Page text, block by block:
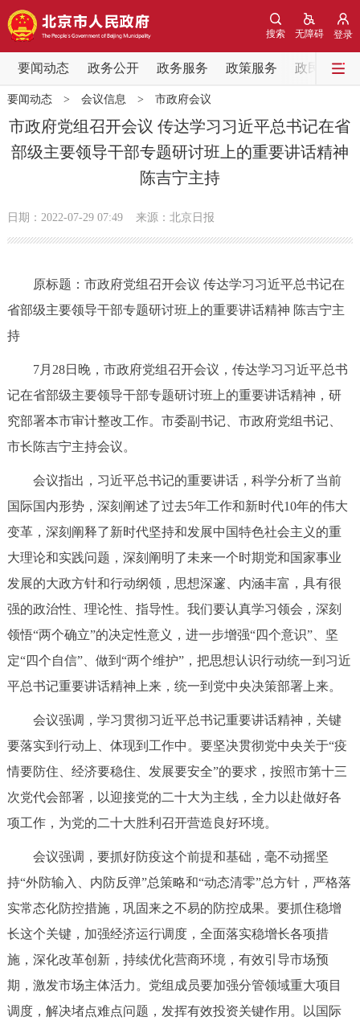
登录
无障碍
搜索
要闻动态 政务公开 政务服务 政策服务 政民互动
要闻动态
党中央精神 国务院信息
北京要闻 会议信息 部门动态
政务公开
市领导 机构职能 政策服务
政务服务
便民服务 利企服务 投资项目
中介服务 阳光政务
12345网上接诉即办 我要咨询 我要建议
参与调查 在线访谈 图说互动
走进北京
北京概况 十六区概览 人文北京
绿色北京 图说北京
多语种
한국어
ESPAÑOL العربية PORTUGUÊS
要闻动态> 会议信息 > 市政府会议
市政府党组召开会议 传达学习习近平总书记在省
部级主要领导干部专题研讨班上的重要讲话精神
陈吉宁主持
日期：2022-07-29 07:49 来源：北京日报
原标题：市政府党组召开会议 传达学习习近平总书记在
省部级主要领导干部专题研讨班上的重要讲话精神 陈吉宁主
持
7月28日晚，市政府党组召开会议，传达学习习近平总书
记在省部级主要领导干部专题研讨班上的重要讲话精神，研
究部署本市审计整改工作。市委副书记、市政府党组书记、
市长陈吉宁主持会议。
会议指出，习近平总书记的重要讲话，科学分析了当前
国际国内形势，深刻阐述了过去5年工作和新时代10年的伟大
变革，深刻阐释了新时代坚持和发展中国特色社会主义的重
大理论和实践问题，深刻阐明了未来一个时期党和国家事业
发展的大政方针和行动纲领，思想深邃、内涵丰富，具有很
强的政治性、理论性、指导性。我们要认真学习领会，深刻
领悟“两个确立”的决定性意义，进一步增强“四个意识”、坚
定“四个自信”、做到“两个维护”，把思想认识行动统一到习近
平总书记重要讲话精神上来，统一到党中央决策部署上来。
会议强调，学习贯彻习近平总书记重要讲话精神，关键
要落实到行动上、体现到工作中。要坚决贯彻党中央关于“疫
情要防住、经济要稳住、发展要安全”的要求，按照市第十三
次党代会部署，以迎接党的二十大为主线，全力以赴做好各
项工作，为党的二十大胜利召开营造良好环境。
会议强调，要抓好防疫这个前提和基础，毫不动摇坚
持“外防输入、内防反弹”总策略和“动态清零”总方针，严格落
实常态化防控措施，巩固来之不易的防控成果。要抓住稳增
长这个关键，加强经济运行调度，全面落实稳增长各项措
施，深化改革创新，持续优化营商环境，有效引导市场预
期，激发市场主体活力。党组成员要加强分管领域重大项目
调度，解决堵点难点问题，发挥有效投资关键作用。以国际